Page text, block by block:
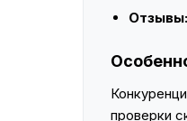
Отзывы:
проверки